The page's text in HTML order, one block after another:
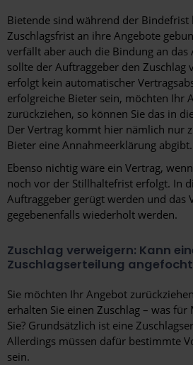
Bietende sind während der Bindefrist
Zuschlagsfrist an ihre Angebote
verfällt aber auch die Bindung an das
sollte der Auftraggeber den Zuschlag
erfolgt kein automatischer
erfolgreiche Bieter sein, möchten Ihr
zurückziehen, so können Sie das in
Der Vertrag kommt hier nämlich nur
Bieter eine Annahmeerklärung abgibt.
Ebenso nichtig wäre ein Vertrag,
noch vor der Stillhaltefrist erfolgt. In
Auftraggeber gerügt werden und das
gegebenenfalls wiederholt werden.
Zuschlag verweigern: Kann
Zuschlagserteilung
Sie möchten Ihr Angebot
erhalten Sie einen Zuschlag – was
Sie? Grundsätzlich ist eine
Allerdings müssen dafür bestimmte
sein.